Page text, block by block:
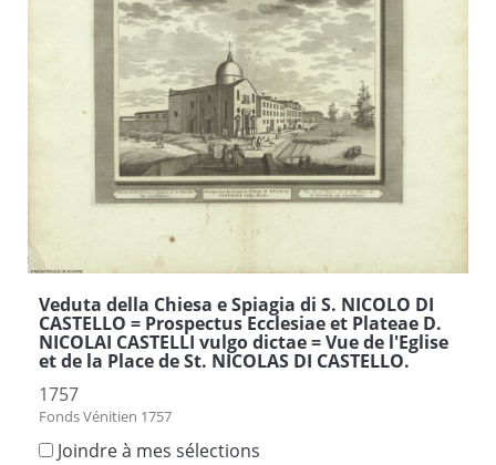
Veduta della Chiesa e Spiagia di S. NICOLO DI
CASTELLO = Prospectus Ecclesiae et Plateae D.
NICOLAI CASTELLI vulgo dictae = Vue de l'Eglise
et de la Place de St. NICOLAS DI CASTELLO.
1757
Fonds Vénitien 1757
Joindre à mes sélections